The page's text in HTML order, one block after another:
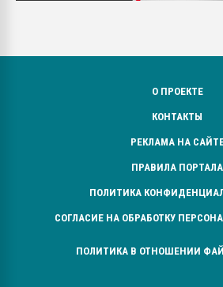
О ПРОЕКТЕ
КОНТАКТЫ
РЕКЛАМА НА
ПРАВИЛА ПОРТАЛА
ПОЛИТИКА
СОГЛАСИЕ НА ОБРАБОТКУ
ПОЛИТИКА В ОТНОШЕНИИ